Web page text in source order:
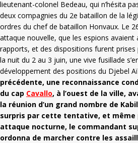
lieutenant-colonel Bedeau, qui n’hésita
deux compagnies du 2e bataillon de la
ordres du chef de bataillon Honvaux. Le
attaque nouvelle, que les espions avaient
rapports, et des dispositions furent
la nuit du 2 au 3 juin, une vive fusillade
développement des positions du Djebel
précédente, une reconnaissance
du cap Cavallo, à l’ouest de la ville,
la réunion d’un grand nombre de
surpris par cette tentative, et même
attaque nocturne, le commandant
ordonna de marcher contre les